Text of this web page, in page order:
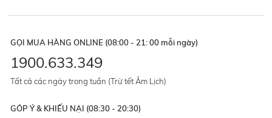
GỌI MUA HÀNG ONLINE (08:00 - 21: 00 mỗi ngày)
1900.633.349
Tất cả các ngày trong tuần (Trừ tết Âm Lịch)
GÓP Ý & KHIẾU NẠI (08:30 - 20:30)